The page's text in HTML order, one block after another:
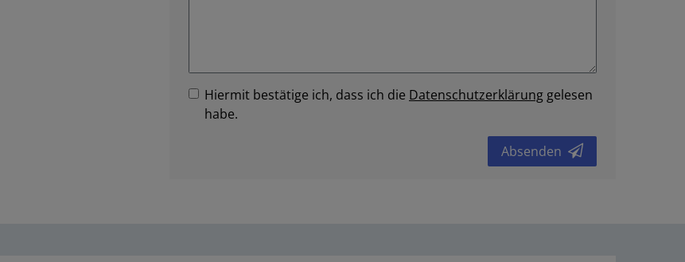
Hiermit bestätige ich, dass ich die Daten­schutz­erklärung gelesen
habe.
Absenden